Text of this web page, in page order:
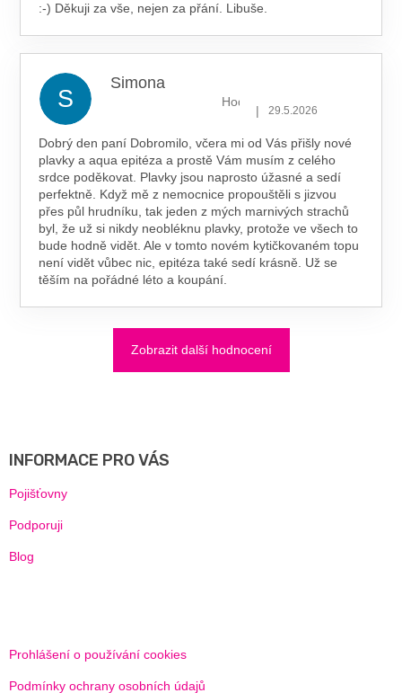
:-) Děkuji za vše, nejen za přání. Libuše.
S
Simona
Hodnocení obchodu je 5 z 5
| 29.5.2026
Dobrý den paní Dobromilo, včera mi od Vás přišly nové
plavky a aqua epitéza a prostě Vám musím z celého
srdce poděkovat. Plavky jsou naprosto úžasné a sedí
perfektně. Když mě z nemocnice propouštěli s jizvou
přes půl hrudníku, tak jeden z mých marnivých strachů
byl, že už si nikdy neobléknu plavky, protože ve všech to
bude hodně vidět. Ale v tomto novém kytičkovaném topu
není vidět vůbec nic, epitéza také sedí krásně. Už se
těším na pořádné léto a koupání.
Zobrazit další hodnocení
INFORMACE PRO VÁS
Pojišťovny
Podporuji
Blog
Prohlášení o používání cookies
Podmínky ochrany osobních údajů